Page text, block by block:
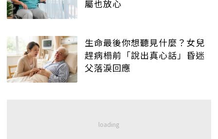
屬也放心
生命最後你想聽見什麼？女兒
趕病榻前「說出真心話」昏迷
父落淚回應